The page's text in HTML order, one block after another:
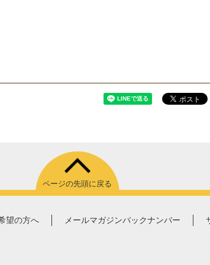
ページの先頭に戻る
望の方へ メールマガジンバックナンバー